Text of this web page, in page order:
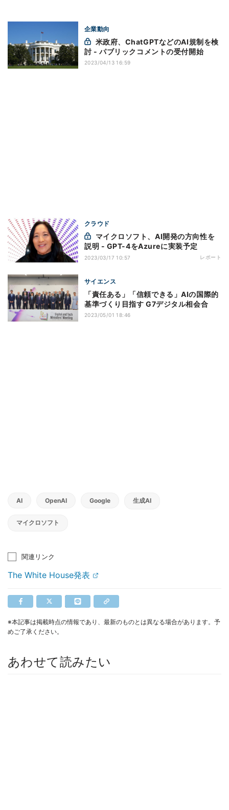
企業動向
討 - パブリックコメントの受付開始
2023/04/13 16:59
クラウド
説明 - GPT-4をAzureに実装予定
2023/03/17 10:57 レポート
サイエンス
「責任ある」「信頼できる」AIの国際的
基準づくり目指す G7デジタル相会合
2023/05/01 18:46
AI OpenAI Google 生成AI
マイクロソフト
関連リンク
The White House発表
※本記事は掲載時点の情報であり、最新のものとは異なる場合があります。予
めご了承ください。
あわせて読みたい